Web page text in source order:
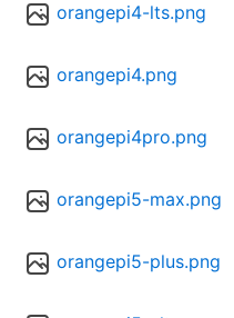
orangepi4-lts.png
orangepi4.png
orangepi4pro.png
orangepi5-max.png
orangepi5-plus.png